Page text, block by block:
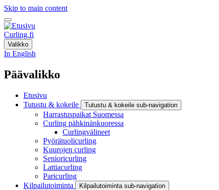
Skip to main content
Curling.fi
Valikko
In English
Päävalikko
Etusivu
Tutustu & kokeile
Tutustu & kokeile sub-navigation
Harrastuspaikat Suomessa
Curling pähkinänkuoressa
Curlingvälineet
Pyörätuolicurling
Kuurojen curling
Senioricurling
Lattiacurling
Paricurling
Kilpailutoiminta
Kilpailutoiminta sub-navigation